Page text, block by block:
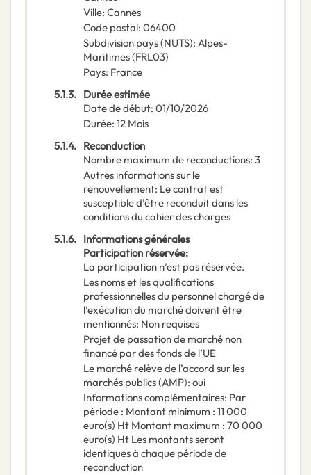
Ville: Cannes
Code postal: 06400
Subdivision pays (NUTS): Alpes-
Maritimes(FRL03)
Pays: France
5.1.3. Durée estimée
Date de début: 01/10/2026
Durée: 12 Mois
5.1.4. Reconduction
Nombre maximum de reconductions: 3
Autres informations sur le
renouvellement: Le contrat est
susceptible d'être reconduit dans les
conditions du cahier des charges
5.1.6. Informations générales
Participation réservée:
La participation n’est pas réservée.
Les noms et les qualifications
professionnelles du personnel chargé de
l’exécution du marché doivent être
mentionnés: Non requises
Projet de passation de marché non
financé par des fonds de l’UE
Le marché relève de l’accord sur les
marchés publics (AMP): oui
Informations complémentaires: Par
période : Montant minimum : 11 000
euro(s) Ht Montant maximum : 70 000
euro(s) Ht Les montants seront
identiques à chaque période de
reconduction